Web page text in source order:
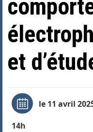
et
le 11 avril
14h